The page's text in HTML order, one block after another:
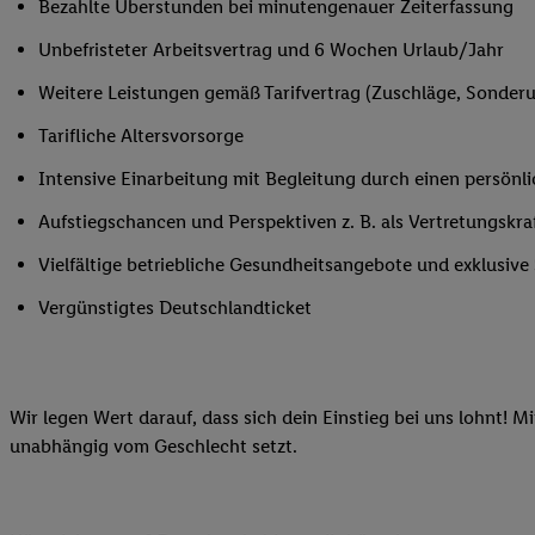
Bezahlte Überstunden bei minutengenauer Zeiterfassung
Unbefristeter Arbeitsvertrag und 6 Wochen Urlaub/Jahr
Weitere Leistungen gemäß Tarifvertrag (Zuschläge,
Tarifliche Altersvorsorge
Intensive Einarbeitung mit Begleitung durch einen
Aufstiegschancen und Perspektiven z. B. als
Vielfältige betriebliche Gesundheitsangebote und
Vergünstigtes Deutschlandticket
Wir legen Wert darauf, dass sich dein Einstieg bei uns lohnt!
unabhängig vom Geschlecht setzt.
Ihnen personalisierte
auch Ihre in einen
Technologie in den
werden diese
Lidl-Diensten zu
können Ihre
Durch einen Klick auf